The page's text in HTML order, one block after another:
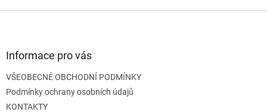
Informace pro vás
VŠEOBECNÉ OBCHODNÍ PODMÍNKY
Podmínky ochrany osobních údajů
KONTAKTY